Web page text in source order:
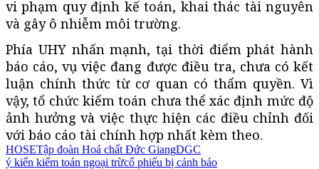
vi phạm quy định kế toán, khai thác tài nguyên
và gây ô nhiễm môi trường.
Phía UHY nhấn mạnh, tại thời điểm phát hành
báo cáo, vụ việc đang được điều tra, chưa có kết
luận chính thức từ cơ quan có thẩm quyền. Vì
vậy, tổ chức kiểm toán chưa thể xác định mức độ
ảnh hưởng và việc thực hiện các điều chỉnh đối
với báo cáo tài chính hợp nhất kèm theo.
HOSETập đoàn Hoá chất Đức GiangDGC
ý kiến kiểm toán ngoại trừcổ phiếu bị cảnh báo